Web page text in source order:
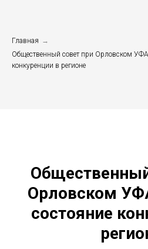
Главная →
Общественный совет при Орловском
конкуренции в регионе
Орловском
состояние